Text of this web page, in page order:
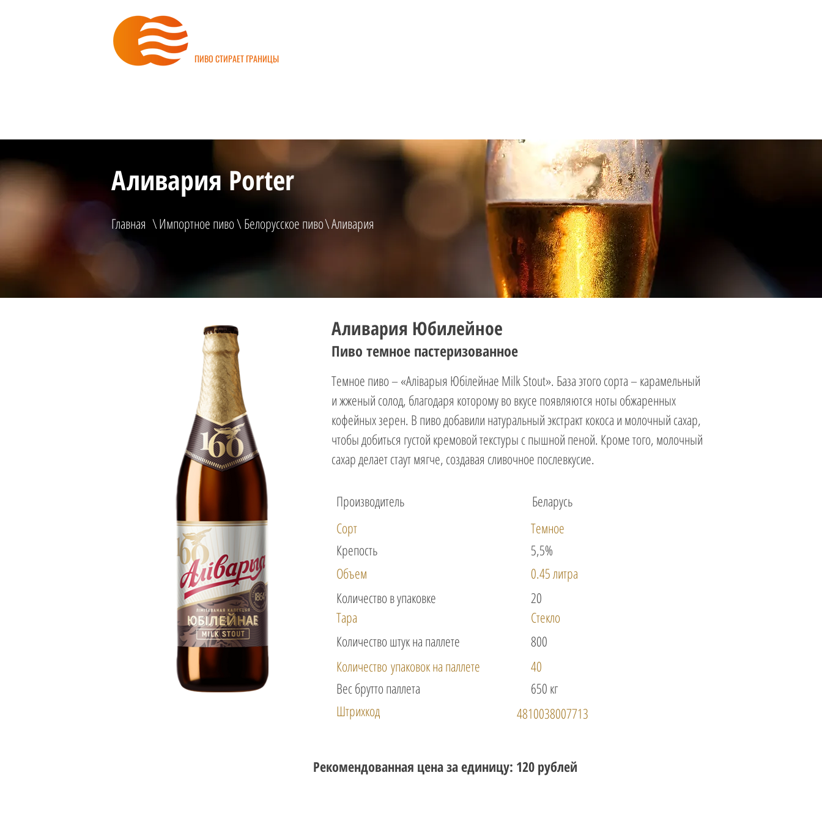
ПИВО СТИРАЕТ ГРАНИЦЫ
Аливария Porter
Главная \Импортное пиво\ Белорусское пиво\Аливария
Аливария Юбилейное
Пиво темное пастеризованное
Темное пиво – «Аліварыя Юбілейнае Milk Stout». База этого сорта – карамельный
и жженый солод, благодаря которому во вкусе появляются ноты обжаренных
кофейных зерен. В пиво добавили натуральный экстракт кокоса и молочный сахар,
чтобы добиться густой кремовой текстуры с пышной пеной. Кроме того, молочный
сахар делает стаут мягче, создавая сливочное послевкусие.
Производитель
Беларусь
Сорт
Темное
Крепость
5,5%
Объем
0.45 литра
Количество в упаковке
20
Тара
Стекло
Количество штук на паллете
800
Количество упаковок на паллете
40
Вес брутто паллета
650 кг
Штрихкод
4810038007713
Рекомендованная цена за единицу: 120 рублей